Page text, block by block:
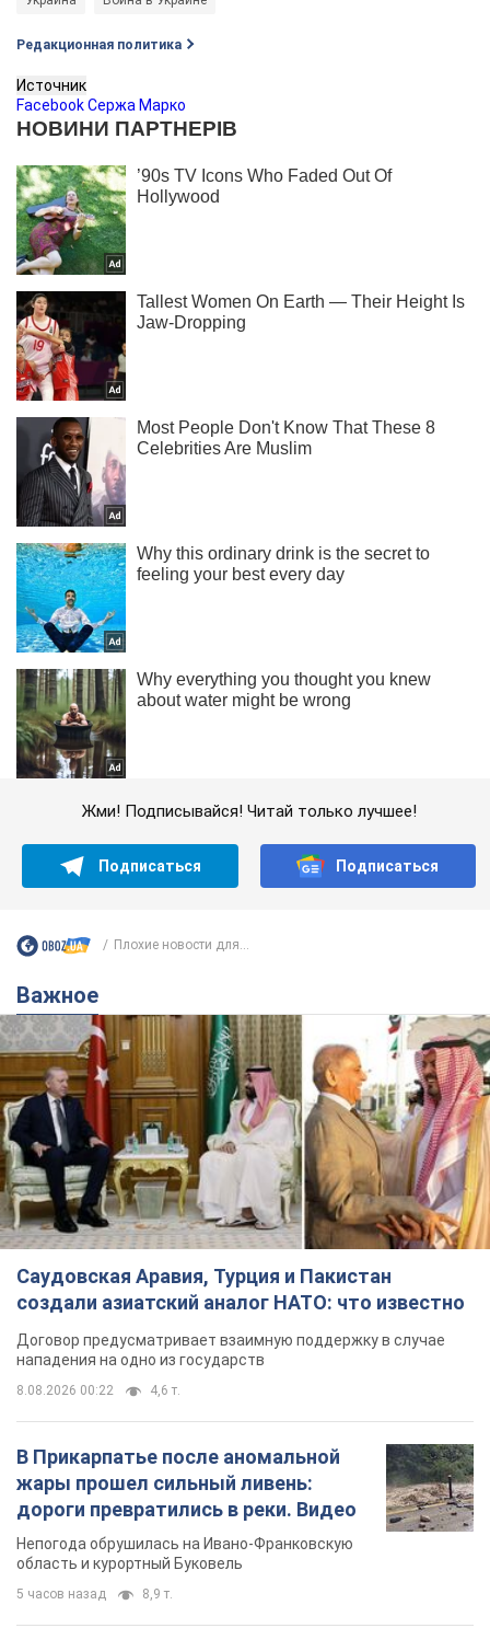
Редакционная политика
Источник
Facebook Сержа Марко
Жми! Подписывайся! Читай только лучшее!
Подписаться Подписаться
Плохие новости для...
Важное
Саудовская Аравия, Турция и Пакистан
создали азиатский аналог НАТО: что известно
Договор предусматривает взаимную поддержку в случае
нападения на одно из государств
8.08.2026 00:22 4,6 т.
В Прикарпатье после аномальной
жары прошел сильный ливень:
дороги превратились в реки. Видео
Непогода обрушилась на Ивано-Франковскую
область и курортный Буковель
5 часов назад 8,9 т.